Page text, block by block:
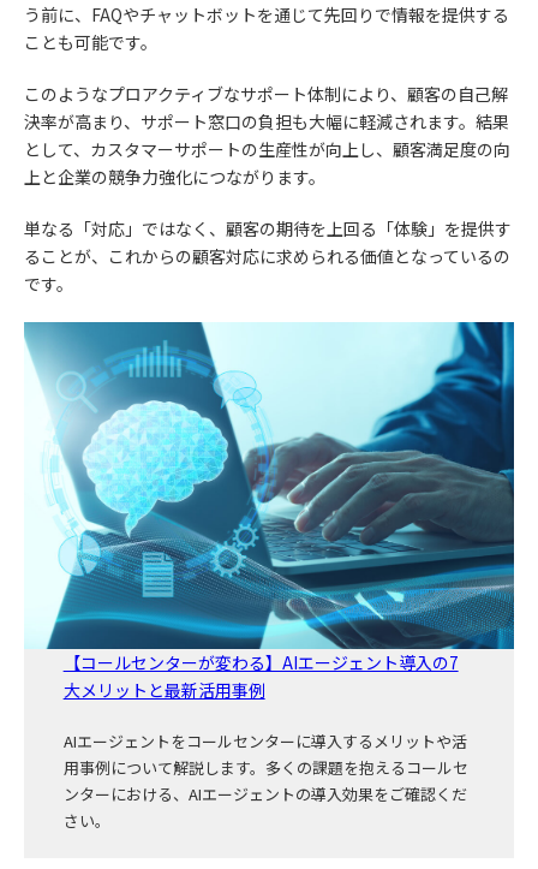
う前に、FAQやチャットボットを通じて先回りで情報を提供する
ことも可能です。
このようなプロアクティブなサポート体制により、顧客の自己解
決率が高まり、サポート窓口の負担も大幅に軽減されます。結果
として、カスタマーサポートの生産性が向上し、顧客満足度の向
上と企業の競争力強化につながります。
単なる「対応」ではなく、顧客の期待を上回る「体験」を提供す
ることが、これからの顧客対応に求められる価値となっているの
です。
【コールセンターが変わる】AIエージェント導入の7
大メリットと最新活用事例
AIエージェントをコールセンターに導入するメリットや活
用事例について解説します。多くの課題を抱えるコールセ
ンターにおける、AIエージェントの導入効果をご確認くだ
さい。